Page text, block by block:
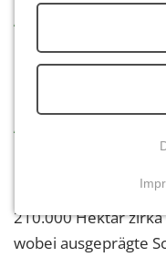
Aktion 2.1.
In Rheinland-Pfalz
210.000 Hektar
wobei ausgeprägte
Notwendige
Funktionen und